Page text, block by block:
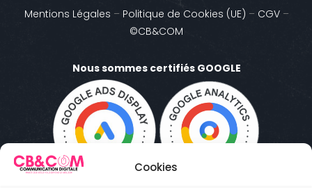
Cookies
Mentions Légales – Politique de Cookies (UE) – CGV–
©CB&COM
Nous sommes certifiés GOOGLE